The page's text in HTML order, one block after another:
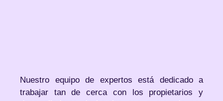
Nuestro equipo de expertos está dedicado a
trabajar tan de cerca con los propietarios y